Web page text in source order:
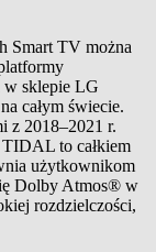
Smart TV można
w sklepie LG
całym świecie.
z 2018–2021 r.
to całkiem
użytkownikom
Dolby Atmos® w
rozdzielczości,